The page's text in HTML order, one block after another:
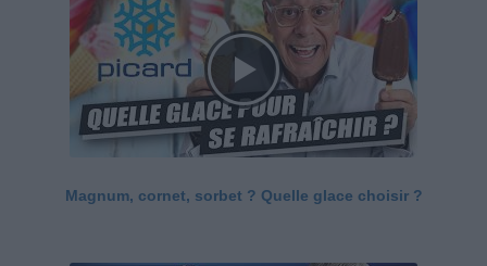
Magnum, cornet, sorbet ? Quelle glace choisir ?